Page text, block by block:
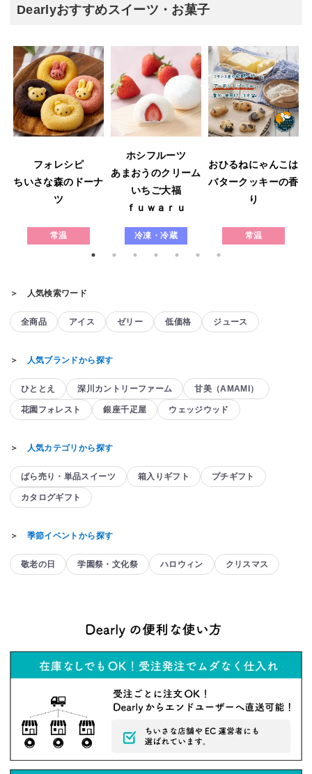
Dearlyおすすめスイーツ・お菓子
フォレシピ
ちいさな森のドーナ
ツ
常温
ホシフルーツ
あまおうのクリーム
いちご大福
ｆｕｗａｒｕ
冷凍・冷蔵
おひるねにゃんこは
バタークッキーの香
り
常温
＞ 人気検索ワード
全商品 アイス ゼリー 低価格 ジュース
＞ 人気ブランドから探す
ひととえ 深川カントリーファーム 甘美（AMAMI）
花園フォレスト 銀座千疋屋 ウェッジウッド
＞ 人気カテゴリから探す
ばら売り・単品スイーツ 箱入りギフト プチギフト
カタログギフト
＞ 季節イベントから探す
敬老の日 学園祭・文化祭 ハロウィン クリスマス